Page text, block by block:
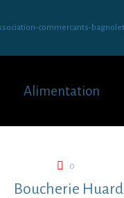
Alimentation
0
Boucherie Huard